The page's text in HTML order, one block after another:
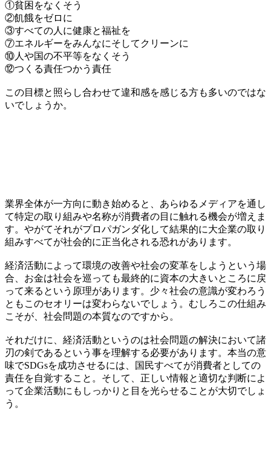
①貧困をなくそう
②飢餓をゼロに
③すべての人に健康と福祉を
⑦エネルギーをみんなにそしてクリーンに
⑩人や国の不平等をなくそう
⑫つくる責任つかう責任
この目標と照らし合わせて違和感を感じる方も多いのではな
いでしょうか。
業界全体が一方向に動き始めると、あらゆるメディアを通し
て特定の取り組みや名称が消費者の目に触れる機会が増えま
す。やがてそれがプロパガンダ化して結果的に大企業の取り
組みすべてが社会的に正当化される恐れがあります。
経済活動によって環境の改善や社会の変革をしようという場
合、お金は社会を巡っても最終的に資本の大きいところに戻
って来るという原理があります。少々社会の意識が変わろう
ともこのセオリーは変わらないでしょう。むしろこの仕組み
こそが、社会問題の本質なのですから。
それだけに、経済活動というのは社会問題の解決において諸
刃の剣であるという事を理解する必要があります。本当の意
味でSDGsを成功させるには、国民すべてが消費者としての
責任を自覚すること。そして、正しい情報と適切な判断によ
って企業活動にもしっかりと目を光らせることが大切でしょ
う。